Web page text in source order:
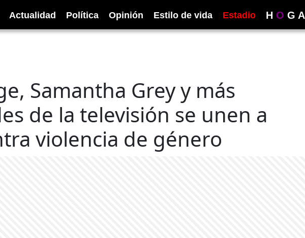
Actualidad Política Opinión Estilo de vida Estadio H O G A
Samantha Grey y más
de la televisión se unen a
violencia de género